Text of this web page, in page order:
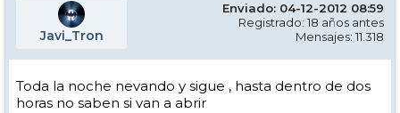
Javi_Tron
Enviado: 04-12-2012 08:59
Registrado: 18 años antes
Mensajes: 11.318
Toda la noche nevando y sigue , hasta dentro de dos
horas no saben si van a abrir